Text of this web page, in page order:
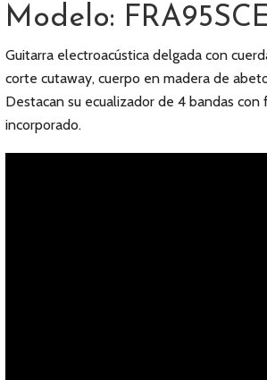
Modelo:
Guitarra electroacústica delgada con
corte cutaway, cuerpo en madera de
Destacan su ecualizador de 4 bandas
incorporado.